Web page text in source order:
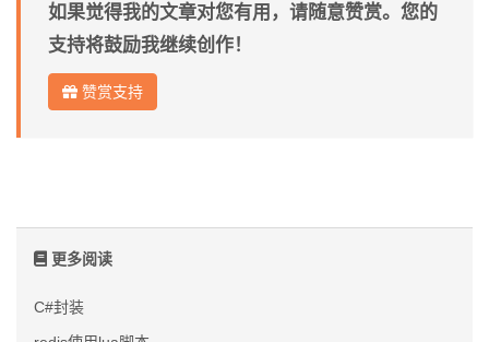
如果觉得我的文章对您有用，请随意赞赏。您的
支持将鼓励我继续创作！
赞赏支持
更多阅读
C#封装